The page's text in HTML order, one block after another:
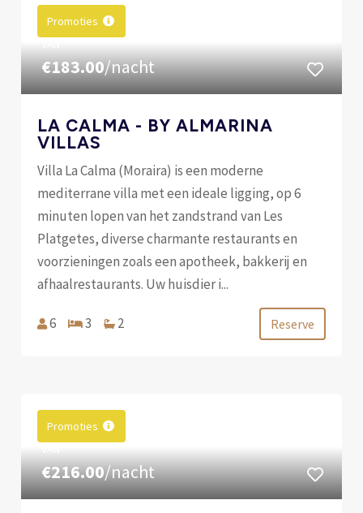
Promoties
€183.00/nacht
LA CALMA - BY ALMARINA
VILLAS
Villa La Calma (Moraira) is een moderne
mediterrane villa met een ideale ligging, op 6
minuten lopen van het zandstrand van Les
Platgetes, diverse charmante restaurants en
voorzieningen zoals een apotheek, bakkerij en
afhaalrestaurants. Uw huisdier i...
6 3 2 Reserve
Promoties
€216.00/nacht